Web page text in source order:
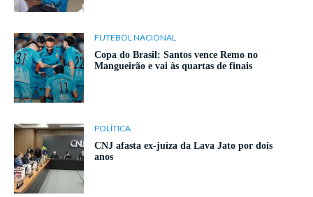
FUTEBOL NACIONAL
Copa do Brasil: Santos vence Remo no
Mangueirão e vai às quartas de finais
POLÍTICA
CNJ afasta ex-juíza da Lava Jato por dois
anos